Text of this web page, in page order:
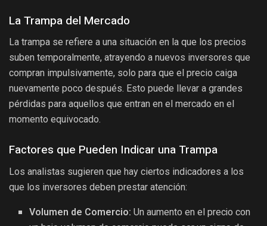
La Trampa del Mercado
La trampa se refiere a una situación en la que los precios
suben temporalmente, atrayendo a nuevos inversores que
compran impulsivamente, solo para que el precio caiga
nuevamente poco después. Esto puede llevar a grandes
pérdidas para aquellos que entran en el mercado en el
momento equivocado.
Factores que Pueden Indicar una Trampa
Los analistas sugieren que hay ciertos indicadores a los
que los inversores deben prestar atención:
Volumen de Comercio: Un aumento en el precio con